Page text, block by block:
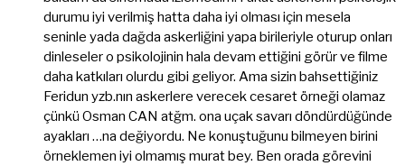
durumu iyi verilmiş hatta daha iyi olması için mesela
seninle yada dağda askerliğini yapa birileriyle oturup onları
dinleseler o psikolojinin hala devam ettiğini görür ve filme
daha katkıları olurdu gibi geliyor. Ama sizin bahsettiğiniz
Feridun yzb.nın askerlere verecek cesaret örneği olamaz
çünkü Osman CAN atğm. ona uçak savarı döndürdüğünde
ayakları …na değiyordu. Ne konuştuğunu bilmeyen birini
örneklemen iyi olmamış murat bey. Ben orada görevini